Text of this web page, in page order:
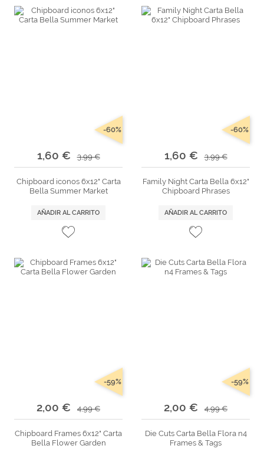
1,60 € 3,99 €
-60%
Chipboard iconos 6x12" Carta
Bella Summer Market
AÑADIR AL CARRITO
1,60 € 3,99 €
-60%
Family Night Carta Bella 6x12"
Chipboard Phrases
AÑADIR AL CARRITO
2,00 € 4,99 €
-59%
Chipboard Frames 6x12" Carta
Bella Flower Garden
2,00 € 4,99 €
-59%
Die Cuts Carta Bella Flora n4
Frames & Tags